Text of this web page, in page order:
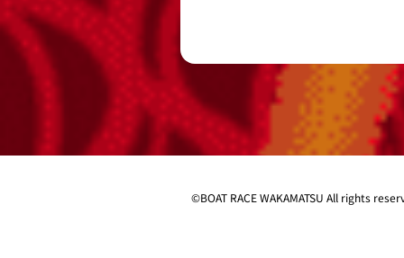
©︎BOAT RACE WAKAMATSU All rights